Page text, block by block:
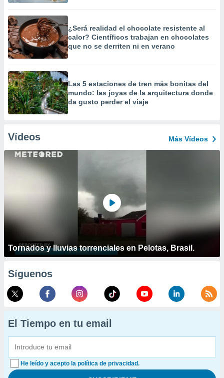
¿Será realidad el chocolate resistente al
calor? Científicos trabajan en chocolates
que no se derriten ni en verano
Las 5 estaciones de tren más bonitas del
mundo: las joyas de la arquitectura donde
da gusto perder el viaje
Vídeos Más Vídeos
Tornados y lluvias torrenciales en Pelotas, Brasil.
Síguenos
El Tiempo en tu email
He leído y acepto la política de privacidad.